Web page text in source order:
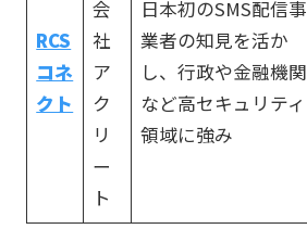
RCS
コネ
クト
会
社
ア
ク
リ
ー
ト
日本初のSMS配信事
業者の知見を活か
し、行政や金融機関
など高セキュリティ
領域に強み